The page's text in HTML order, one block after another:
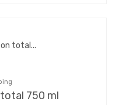
750 ml